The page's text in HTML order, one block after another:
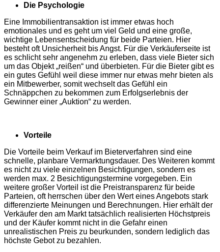
Die Psychologie
Eine Immobilientransaktion ist immer etwas hoch
emotionales und es geht um viel Geld und eine große,
wichtige Lebensentscheidung für beide Parteien. Hier
besteht oft Unsicherheit bis Angst. Für die Verkäuferseite ist
es schlicht sehr angenehm zu erleben, dass viele Bieter sich
um das Objekt „reißen“ und überbieten. Für die Bieter gibt es
ein gutes Gefühl weil diese immer nur etwas mehr bieten als
ein Mitbewerber, somit wechselt das Gefühl ein
Schnäppchen zu bekommen zum Erfolgserlebnis der
Gewinner einer „Auktion“ zu werden.
Vorteile
Die Vorteile beim Verkauf im Bieterverfahren sind eine
schnelle, planbare Vermarktungsdauer. Des Weiteren kommt
es nicht zu viele einzelnen Besichtigungen, sondern es
werden max. 2 Besichtigungstermine vorgegeben. Ein
weitere großer Vorteil ist die Preistransparenz für beide
Parteien, oft herrschen über den Wert eines Angebots stark
differenzierte Meinungen und Berechnungen. Hier erhält der
Verkäufer den am Markt tatsächlich realisierten Höchstpreis
und der Käufer kommt nicht in die Gefahr einen
unrealistischen Preis zu beurkunden, sondern lediglich das
höchste Gebot zu bezahlen.